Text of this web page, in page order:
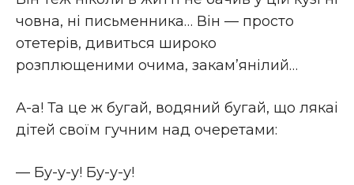
човна, нi письменника… Вiн — просто
отетерiв, дивиться широко
розплющеними очима, закам’янiлий…
А-а! Та це ж бугай, водяний бугай, що лякаі
дiтей своїм гучним над очеретами:
— Бу-у-у! Бу-у-у!